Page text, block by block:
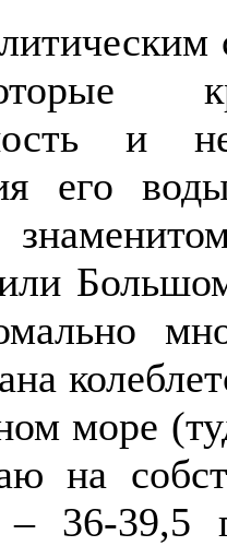
и
его
море
на
– 36-